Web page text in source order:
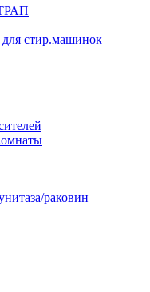
стир.машинок
раковин